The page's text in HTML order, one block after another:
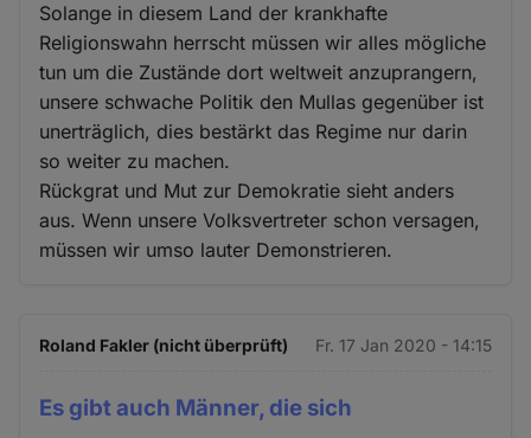
Solange in diesem Land der krankhafte
Religionswahn herrscht müssen wir alles mögliche
tun um die Zustände dort weltweit anzuprangern,
unsere schwache Politik den Mullas gegenüber ist
unerträglich, dies bestärkt das Regime nur darin
so weiter zu machen.
Rückgrat und Mut zur Demokratie sieht anders
aus. Wenn unsere Volksvertreter schon versagen,
müssen wir umso lauter Demonstrieren.
Roland Fakler (nicht überprüft) Fr. 17 Jan 2020 - 14:15
Es gibt auch Männer, die sich